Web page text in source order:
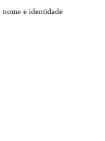
nome e identidade